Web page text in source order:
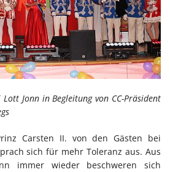
Jonn in Begleitung von CC-Präsident
Carsten II. von den Gästen bei
sich für mehr Toleranz aus. Aus
immer wieder beschweren sich